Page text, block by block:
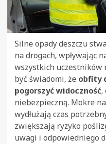
Silne opady deszczu
na drogach, wpływając
wszystkich uczestników
być świadomi, że obfity
pogorszyć widoczność,
niebezpieczną. Mokre
wydłużają czas
zwiększają ryzyko
uwagi i odpowiedniego